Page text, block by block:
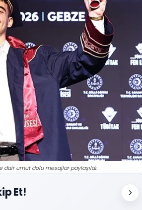
dair umut dolu mesajlar paylaşıldı.
Et!